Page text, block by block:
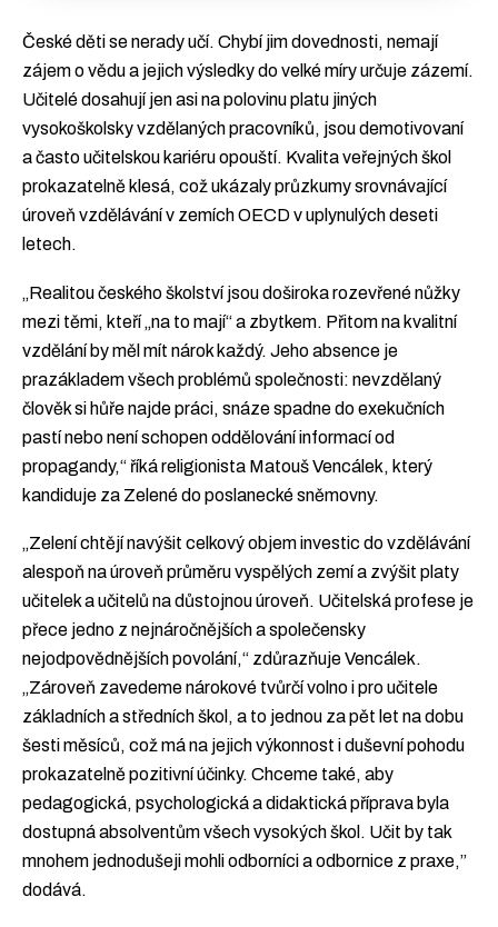
České děti se nerady učí. Chybí jim dovednosti, nemají
zájem o vědu a jejich výsledky do velké míry určuje zázemí.
Učitelé dosahují jen asi na polovinu platu jiných
vysokoškolsky vzdělaných pracovníků, jsou demotivovaní
a často učitelskou kariéru opouští. Kvalita veřejných škol
prokazatelně klesá, což ukázaly průzkumy srovnávající
úroveň vzdělávání v zemích OECD v uplynulých deseti
letech.
„Realitou českého školství jsou doširoka rozevřené nůžky
mezi těmi, kteří „na to mají“ a zbytkem. Přitom na kvalitní
vzdělání by měl mít nárok každý. Jeho absence je
prazákladem všech problémů společnosti: nevzdělaný
člověk si hůře najde práci, snáze spadne do exekučních
pastí nebo není schopen oddělování informací od
propagandy,“ říká religionista Matouš Vencálek, který
kandiduje za Zelené do poslanecké sněmovny.
„Zelení chtějí navýšit celkový objem investic do vzdělávání
alespoň na úroveň průměru vyspělých zemí a zvýšit platy
učitelek a učitelů na důstojnou úroveň. Učitelská profese je
přece jedno z nejnáročnějších a společensky
nejodpovědnějších povolání,“ zdůrazňuje Vencálek.
„Zároveň zavedeme nárokové tvůrčí volno i pro učitele
základních a středních škol, a to jednou za pět let na dobu
šesti měsíců, což má na jejich výkonnost i duševní pohodu
prokazatelně pozitivní účinky. Chceme také, aby
pedagogická, psychologická a didaktická příprava byla
dostupná absolventům všech vysokých škol. Učit by tak
mnohem jednodušeji mohli odborníci a odbornice z praxe,”
dodává.